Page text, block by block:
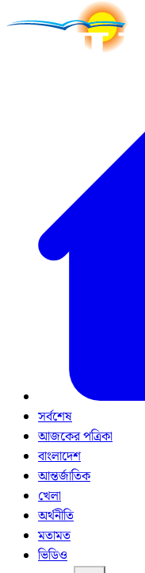
সর্বশেষ
আজকের পত্রিকা
বাংলাদেশ
আন্তর্জাতিক
খেলা
অর্থনীতি
মতামত
ভিডিও